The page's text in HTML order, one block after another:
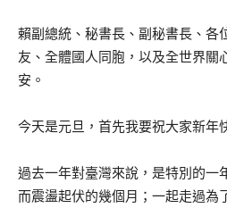
賴副總統、秘書長、副秘書長、各
友、全體國人同胞，以及全世界關
安。
今天是元旦，首先我要祝大家新年
過去一年對臺灣來說，是特別的一
而震盪起伏的幾個月；一起走過為